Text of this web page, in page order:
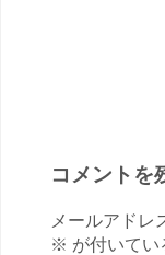
コメントを
メールアドレ
※ が付いてい